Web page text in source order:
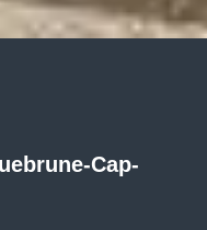
Cap-